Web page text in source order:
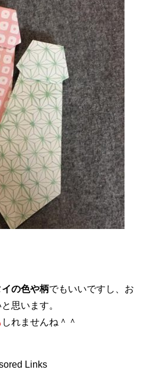
の色や柄でもいいですし、お
思います。
しれませんね＾＾
Links